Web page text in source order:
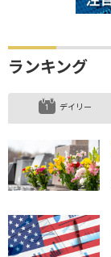
ランキング
デイリー